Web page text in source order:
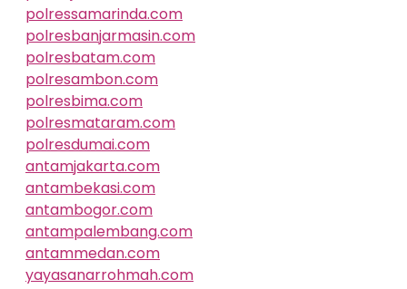
polressamarinda.com
polresbanjarmasin.com
polresbatam.com
polresambon.com
polresbima.com
polresmataram.com
polresdumai.com
antamjakarta.com
antambekasi.com
antambogor.com
antampalembang.com
antammedan.com
yayasanarrohmah.com